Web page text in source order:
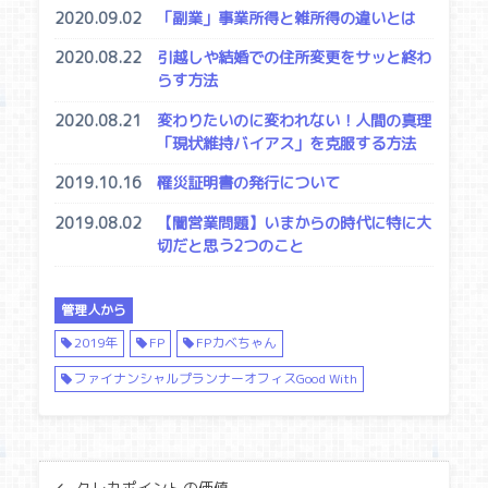
2020.09.02
「副業」事業所得と雑所得の違いとは
2020.08.22
引越しや結婚での住所変更をサッと終わ
らす方法
2020.08.21
変わりたいのに変われない！人間の真理
「現状維持バイアス」を克服する方法
2019.10.16
罹災証明書の発行について
2019.08.02
【闇営業問題】いまからの時代に特に大
切だと思う2つのこと
管理人から
2019年
FP
FPカベちゃん
ファイナンシャルプランナーオフィスGood With